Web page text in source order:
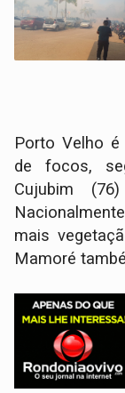
Porto Velho
de focos,
Cujubim
mais
Mamoré